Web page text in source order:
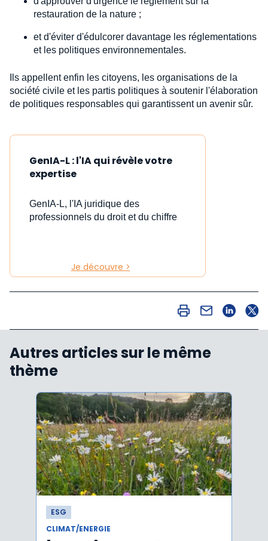
restauration de la nature ;
et d'éviter d'édulcorer davantage les réglementations
et les politiques environnementales.
Ils appellent enfin les citoyens, les organisations de la
société civile et les partis politiques à soutenir l'élaboration
de politiques responsables qui garantissent un avenir sûr.
GenIA-L : l'IA qui révèle votre
expertise
GenIA-L, l'IA juridique des
professionnels du droit et du chiffre
Je découvre >
Autres articles sur le même
thème
ESG
CLIMAT/ENERGIE